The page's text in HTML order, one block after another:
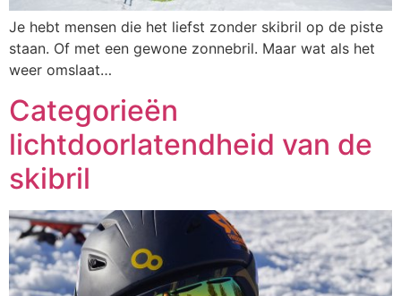
Je hebt mensen die het liefst zonder skibril op de piste
staan. Of met een gewone zonnebril. Maar wat als het
weer omslaat…
Categorieën
lichtdoorlatendheid van de
skibril